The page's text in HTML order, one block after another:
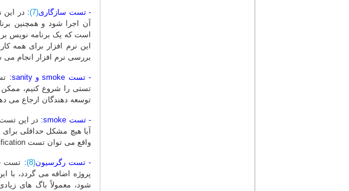
- تست سازگاری(7)
: در این
آن اجرا شود و همچنین
این نرم افزار برای همه
بررسی نرم افزار انجام می
- تست smoke و sanity:
تستی را شروع کنیم، ممکن
توسعه دهندگان ارجاع می
- تست smoke:
در این
آیا هیچ مشکل حداقلی برای
واقع می توان تست verification هم نام گذاری شود.
- تست رگرسیون(8)
: تست
پروژه اضافه می گردد، با